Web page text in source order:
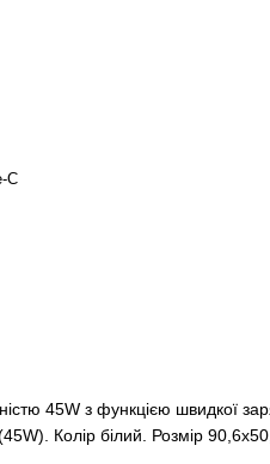
C
45W з функцією швидкої
Колір білий. Розмір